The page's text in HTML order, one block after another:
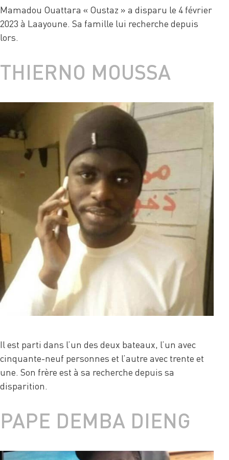
Mamadou Ouattara « Oustaz » a disparu le 4 février
2023 à Laayoune. Sa famille lui recherche depuis
lors.
THIERNO MOUSSA
Il est parti dans l’un des deux bateaux, l’un avec
cinquante-neuf personnes et l’autre avec trente et
une. Son frère est à sa recherche depuis sa
disparition.
PAPE DEMBA DIENG